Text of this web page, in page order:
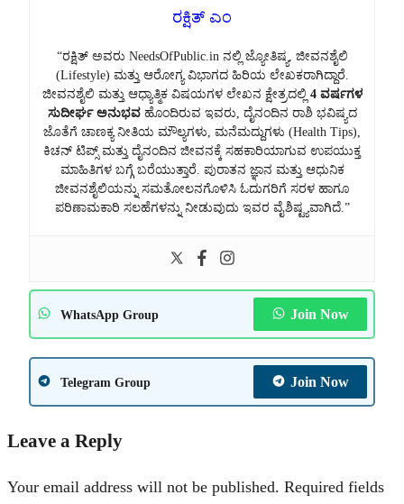
ರಕ್ಷಿತ್ ಎಂ
“ರಕ್ಷಿತ್ ಅವರು NeedsOfPublic.in ನಲ್ಲಿ ಜ್ಯೋತಿಷ್ಯ, ಜೀವನಶೈಲಿ
(Lifestyle) ಮತ್ತು ಆರೋಗ್ಯ ವಿಭಾಗದ ಹಿರಿಯ ಲೇಖಕರಾಗಿದ್ದಾರೆ.
ಜೀವನಶೈಲಿ ಮತ್ತು ಆಧ್ಯಾತ್ಮಿಕ ವಿಷಯಗಳ ಲೇಖನ ಕ್ಷೇತ್ರದಲ್ಲಿ 4 ವರ್ಷಗಳ
ಸುದೀರ್ಘ ಅನುಭವಹೊಂದಿರುವ ಇವರು, ದೈನಂದಿನ ರಾಶಿ ಭವಿಷ್ಯದ
ಜೊತೆಗೆ ಚಾಣಕ್ಯ ನೀತಿಯ ಮೌಲ್ಯಗಳು, ಮನೆಮದ್ದುಗಳು (Health Tips),
ಕಿಚನ್ ಟಿಪ್ಸ್ ಮತ್ತು ದೈನಂದಿನ ಜೀವನಕ್ಕೆ ಸಹಕಾರಿಯಾಗುವ ಉಪಯುಕ್ತ
ಮಾಹಿತಿಗಳ ಬಗ್ಗೆ ಬರೆಯುತ್ತಾರೆ. ಪುರಾತನ ಜ್ಞಾನ ಮತ್ತು ಆಧುನಿಕ
ಜೀವನಶೈಲಿಯನ್ನು ಸಮತೋಲನಗೊಳಿಸಿ ಓದುಗರಿಗೆ ಸರಳ ಹಾಗೂ
ಪರಿಣಾಮಕಾರಿ ಸಲಹೆಗಳನ್ನು ನೀಡುವುದು ಇವರ ವೈಶಿಷ್ಟ್ಯವಾಗಿದೆ.”
WhatsApp Group Join Now
Telegram Group Join Now
Leave a Reply
Your email address will not be published. Required fields